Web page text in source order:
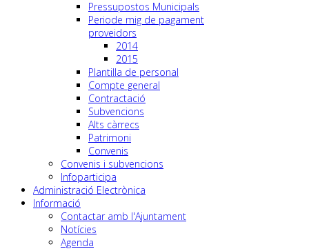
Pressupostos Municipals
Periode mig de pagament
proveidors
2014
2015
Plantilla de personal
Compte general
Contractació
Subvencions
Alts càrrecs
Patrimoni
Convenis
Convenis i subvencions
Infoparticipa
Administració Electrònica
Informació
Contactar amb l'Ajuntament
Notícies
Agenda